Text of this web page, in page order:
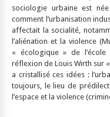
sociologie urbaine est
comment l’urbanisation
affectait la socialité,
l’aliénation et la violence
« écologique » de
réflexion de Louis Wirth sur
a cristallisé ces idées :
toujours, le lieu de
l’espace et la violence